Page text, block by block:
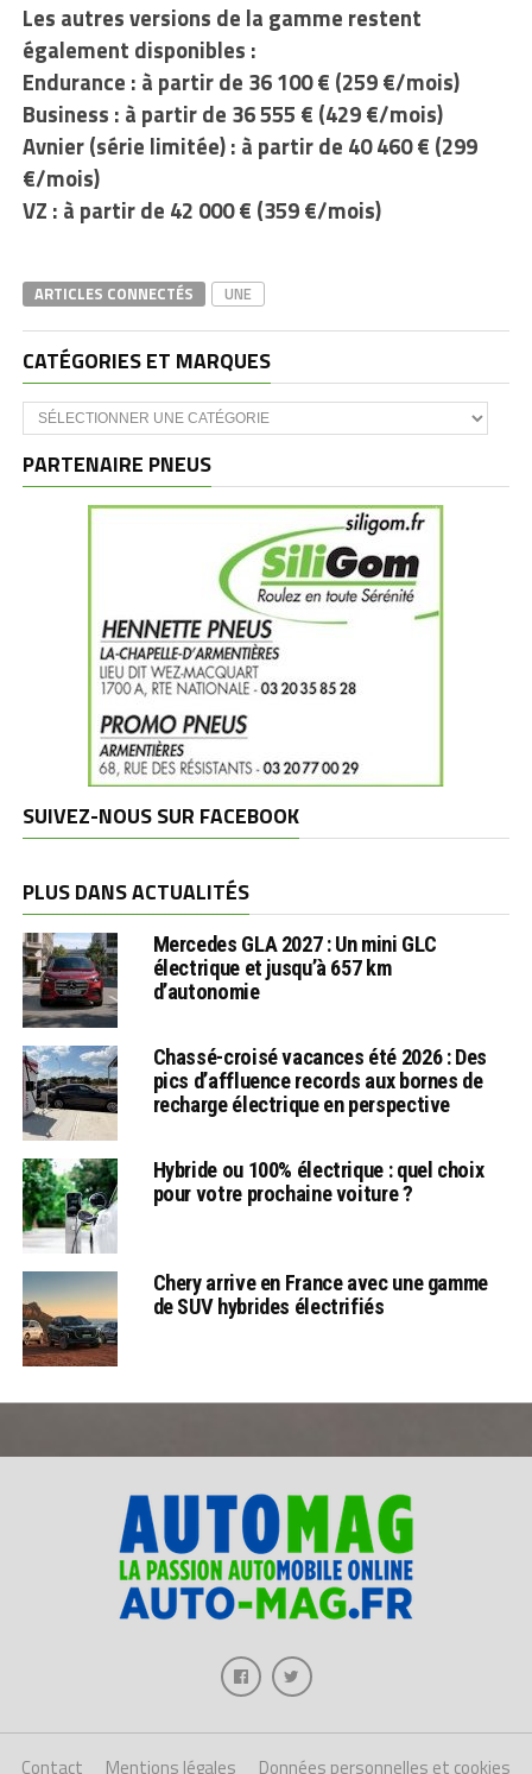
Les autres versions de la gamme restent
également disponibles :
Endurance : à partir de 36 100 € (259 €/mois)
Business : à partir de 36 555 € (429 €/mois)
Avnier (série limitée) : à partir de 40 460 € (299
€/mois)
VZ : à partir de 42 000 € (359 €/mois)
ARTICLES CONNECTÉS UNE
CATÉGORIES ET MARQUES
Catégories
et
PARTENAIRE PNEUS
SUIVEZ-NOUS SUR FACEBOOK
PLUS DANS ACTUALITÉS
Mercedes GLA 2027 : Un mini GLC
électrique et jusqu’à 657 km
d’autonomie
Chassé-croisé vacances été 2026 : Des
pics d’affluence records aux bornes de
recharge électrique en perspective
Hybride ou 100% électrique : quel choix
pour votre prochaine voiture ?
Chery arrive en France avec une gamme
de SUV hybrides électrifiés
Contact Mentions légales Données personnelles et cookies